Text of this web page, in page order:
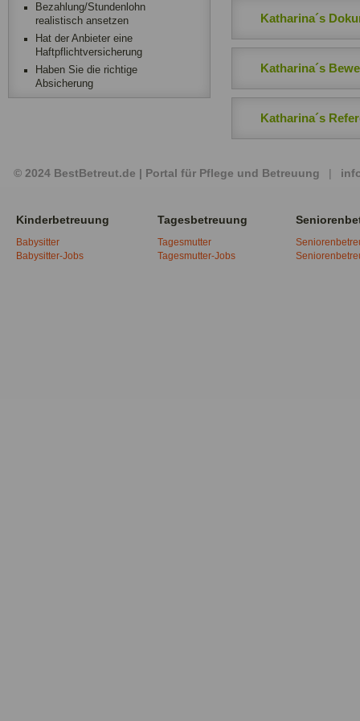
Bezahlung/Stundenlohn
realistisch ansetzen
Hat der Anbieter eine
Haftpflichtversicherung
Haben Sie die richtige
Absicherung
Katharina´s
Katharina´s
Katharina´s
© 2024 BestBetreut.de | Portal für Pflege und Betreuung |
Kinderbetreuung
Babysitter
Babysitter-Jobs
Tagesbetreuung
Tagesmutter
Tagesmutter-Jobs